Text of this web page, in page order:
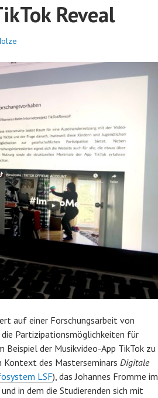
Reveal
auf einer Forschungsarbeit von
Partizipationsmöglichkeiten für
Beispiel der Musikvideo-App TikTok zu
Kontext des Masterseminars Digitale
LSF), das Johannes Fromme im
in dem die Studierenden sich mit